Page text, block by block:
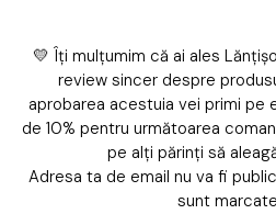
💛 Îți mulțumim că ai ales
review sincer despre
aprobarea acestuia vei primi pe
de 10% pentru următoarea
pe alți părinți să
Adresa ta de email nu va fi
sunt